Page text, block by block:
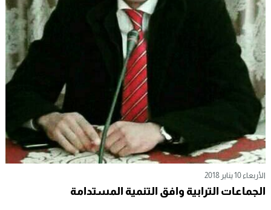
الأربعاء 10 يناير 2018
الجماعات الترابية وافق التنمية المستدامة